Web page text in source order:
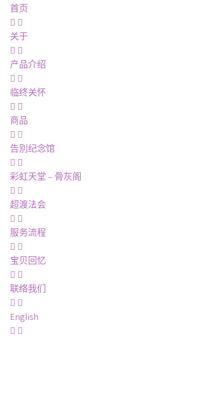
首页
关于
产品介绍
临终关怀
商品
告別纪念馆
彩虹天堂 – 骨灰阁
超渡法会
服务流程
宝贝回忆
联络我们
English